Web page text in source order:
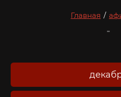
Главная /
-